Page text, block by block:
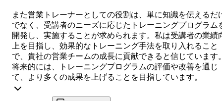
また営業トレーナーとしての役割は、単に知識を伝えるだ
でなく、受講者のニーズに応じたトレーニングプログラム
開発し、実施することが求められます。私は受講者の業績
上を目指し、効果的なトレーニング手法を取り入れること
で、貴社の営業チームの成長に貢献できると信じています
将来的には、トレーニングプログラムの評価や改善を通じ
て、より多くの成果を上げることを目指しています。